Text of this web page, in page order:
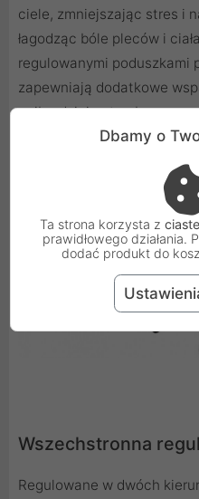
ciele, zmniejszając stres i
łagodząc bóle pleców i
regulowanymi poduszkami
zapewniają dodatkowe
najbardziej potrzebne.
Wszechstronna
Regulowane w dwóch
Dbamy o
Ta strona korzysta z
prawidłowego działania.
dodać produkt do